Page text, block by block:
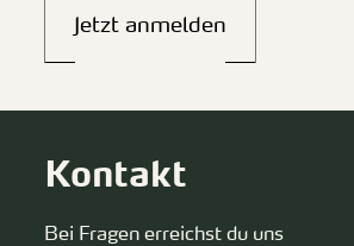
Jetzt anmelden
Kontakt
Bei Fragen erreichst du uns